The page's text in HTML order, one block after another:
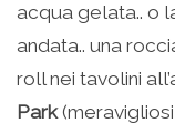
acqua gelata.. o
andata.. una
roll nei tavolini
Park